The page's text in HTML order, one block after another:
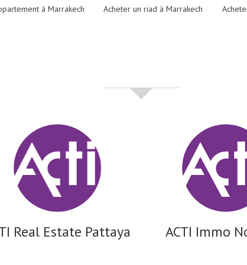
à Marrakech Acheter un riad à Marrakech
Real Estate Pattaya ACTI Immo